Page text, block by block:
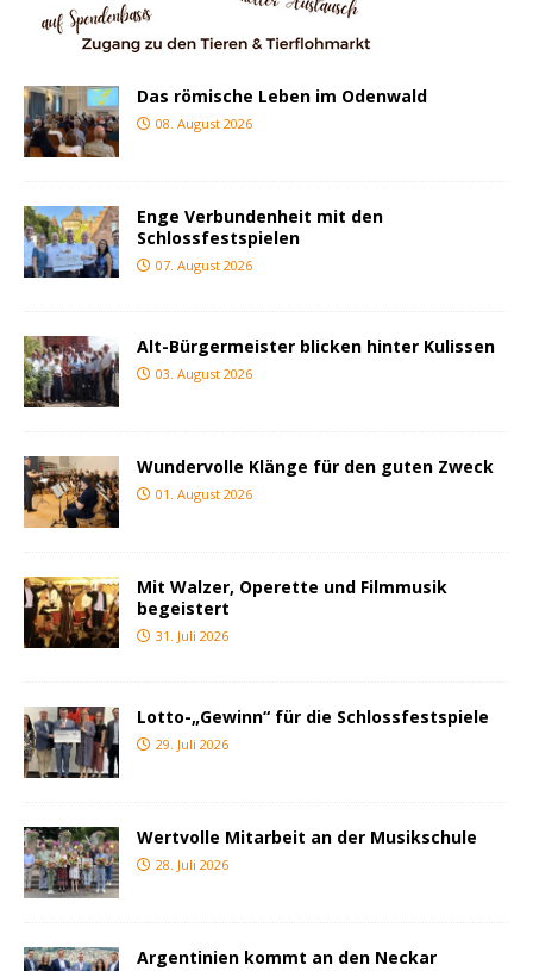
Das römische Leben im Odenwald
08. August 2026
Enge Verbundenheit mit den
Schlossfestspielen
07. August 2026
Alt-Bürgermeister blicken hinter Kulissen
03. August 2026
Wundervolle Klänge für den guten Zweck
01. August 2026
Mit Walzer, Operette und Filmmusik
begeistert
31. Juli 2026
Lotto-„Gewinn“ für die Schlossfestspiele
29. Juli 2026
Wertvolle Mitarbeit an der Musikschule
28. Juli 2026
Argentinien kommt an den Neckar